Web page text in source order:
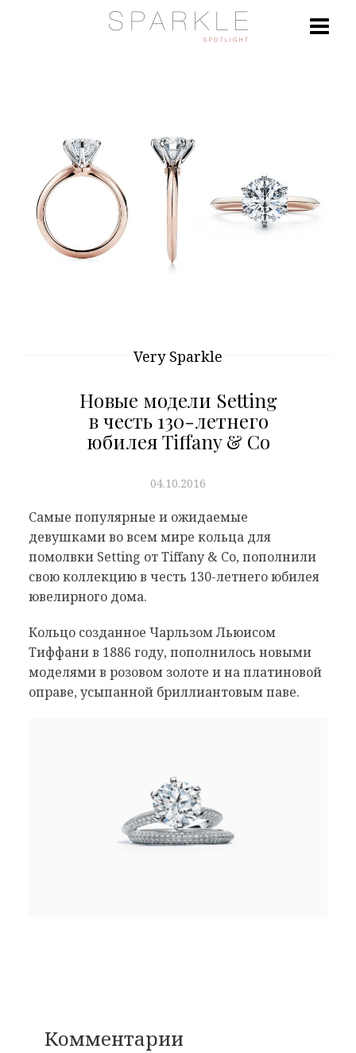
Very Sparkle
Новые модели Setting
в честь 130-летнего
юбилея Tiffany & Co
04.10.2016
Самые популярные и ожидаемые
девушками во всем мире кольца для
помолвки Setting от Tiffany & Co, пополнили
свою коллекцию в честь 130-летнего юбилея
ювелирного дома.
Кольцо созданное Чарльзом Льюисом
Тиффани в 1886 году, пополнилось новыми
моделями в розовом золоте и на платиновой
оправе, усыпанной бриллиантовым паве.
Комментарии